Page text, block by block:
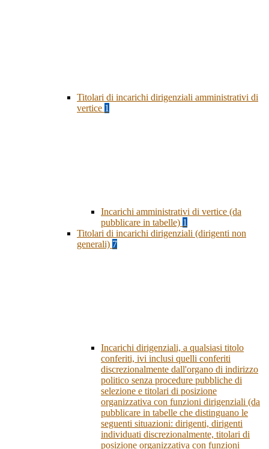
Titolari di incarichi dirigenziali amministrativi di
vertice 1
Incarichi amministrativi di vertice (da
pubblicare in tabelle) 1
Titolari di incarichi dirigenziali (dirigenti non
generali) 7
Incarichi dirigenziali, a qualsiasi titolo
conferiti, ivi inclusi quelli conferiti
discrezionalmente dall'organo di indirizzo
politico senza procedure pubbliche di
selezione e titolari di posizione
organizzativa con funzioni dirigenziali (da
pubblicare in tabelle che distinguano le
seguenti situazioni: dirigenti, dirigenti
individuati discrezionalmente, titolari di
posizione organizzativa con funzioni